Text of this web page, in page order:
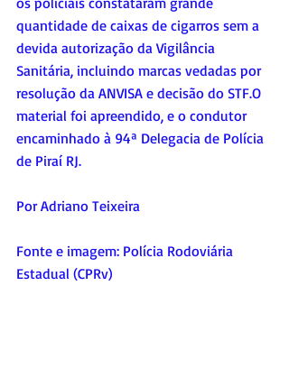
quantidade de caixas de cigarros sem a
devida autorização da Vigilância
Sanitária, incluindo marcas vedadas por
resolução da ANVISA e decisão do STF.O
material foi apreendido, e o condutor
encaminhado à 94ª Delegacia de Polícia
de Piraí RJ.
Por Adriano Teixeira
Fonte e imagem: Polícia Rodoviária
Estadual (CPRv)